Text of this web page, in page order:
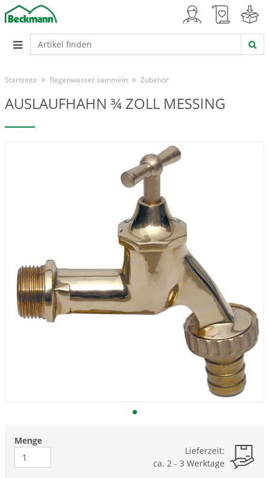
Startseite Regenwasser sammeln Zubehör
AUSLAUFHAHN ¾ ZOLL MESSING
Menge
Lieferzeit:
ca. 2 - 3 Werktage